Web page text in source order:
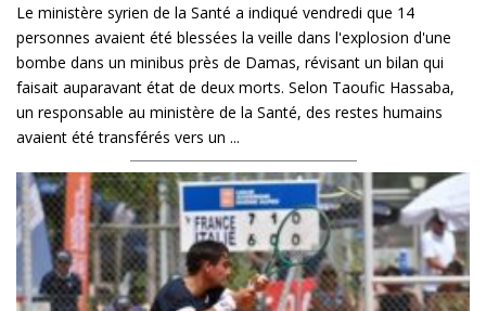
Le ministère syrien de la Santé a indiqué vendredi que 14
personnes avaient été blessées la veille dans l'explosion d'une
bombe dans un minibus près de Damas, révisant un bilan qui
faisait auparavant état de deux morts. Selon Taoufic Hassaba,
un responsable au ministère de la Santé, des restes humains
avaient été transférés vers un ...